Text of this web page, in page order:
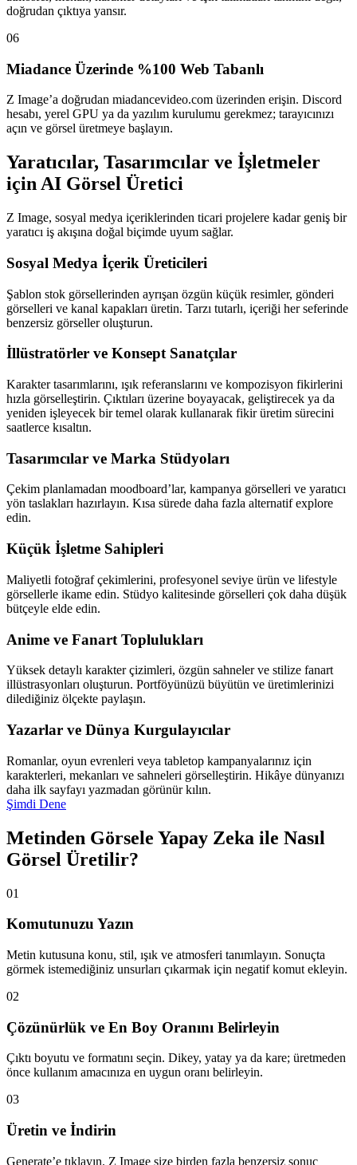
doğrudan çıktıya yansır.
06
Miadance Üzerinde %100 Web Tabanlı
Z Image’a doğrudan miadancevideo.com üzerinden erişin. Discord
hesabı, yerel GPU ya da yazılım kurulumu gerekmez; tarayıcınızı
açın ve görsel üretmeye başlayın.
Yaratıcılar, Tasarımcılar ve İşletmeler
için AI Görsel Üretici
Z Image, sosyal medya içeriklerinden ticari projelere kadar geniş bir
yaratıcı iş akışına doğal biçimde uyum sağlar.
Sosyal Medya İçerik Üreticileri
Şablon stok görsellerinden ayrışan özgün küçük resimler, gönderi
görselleri ve kanal kapakları üretin. Tarzı tutarlı, içeriği her seferinde
benzersiz görseller oluşturun.
İllüstratörler ve Konsept Sanatçılar
Karakter tasarımlarını, ışık referanslarını ve kompozisyon fikirlerini
hızla görselleştirin. Çıktıları üzerine boyayacak, geliştirecek ya da
yeniden işleyecek bir temel olarak kullanarak fikir üretim sürecini
saatlerce kısaltın.
Tasarımcılar ve Marka Stüdyoları
Çekim planlamadan moodboard’lar, kampanya görselleri ve yaratıcı
yön taslakları hazırlayın. Kısa sürede daha fazla alternatif explore
edin.
Küçük İşletme Sahipleri
Maliyetli fotoğraf çekimlerini, profesyonel seviye ürün ve lifestyle
görsellerle ikame edin. Stüdyo kalitesinde görselleri çok daha düşük
bütçeyle elde edin.
Anime ve Fanart Toplulukları
Yüksek detaylı karakter çizimleri, özgün sahneler ve stilize fanart
illüstrasyonları oluşturun. Portföyünüzü büyütün ve üretimlerinizi
dilediğiniz ölçekte paylaşın.
Yazarlar ve Dünya Kurgulayıcılar
Romanlar, oyun evrenleri veya tabletop kampanyalarınız için
karakterleri, mekanları ve sahneleri görselleştirin. Hikâye dünyanızı
daha ilk sayfayı yazmadan görünür kılın.
Şimdi Dene
Metinden Görsele Yapay Zeka ile Nasıl
Görsel Üretilir?
01
Komutunuzu Yazın
Metin kutusuna konu, stil, ışık ve atmosferi tanımlayın. Sonuçta
görmek istemediğiniz unsurları çıkarmak için negatif komut ekleyin.
02
Çözünürlük ve En Boy Oranını Belirleyin
Çıktı boyutu ve formatını seçin. Dikey, yatay ya da kare; üretmeden
önce kullanım amacınıza en uygun oranı belirleyin.
03
Üretin ve İndirin
Generate’e tıklayın. Z Image size birden fazla benzersiz sonuç